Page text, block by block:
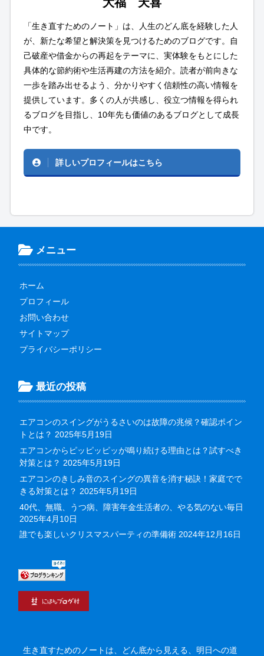
大福 天喜
「生き直すためのノート」は、人生のどん底を経験した人
が、新たな希望と解決策を見つけるためのブログです。自
己破産や借金からの再起をテーマに、実体験をもとにした
具体的な節約術や生活再建の方法を紹介。読者が前向きな
一歩を踏み出せるよう、分かりやすく信頼性の高い情報を
提供しています。多くの人が共感し、役立つ情報を得られ
るブログを目指し、10年先も価値のあるブログとして成長
中です。
詳しいプロフィールはこちら
メニュー
ホーム
プロフィール
お問い合わせ
サイトマップ
プライバシーポリシー
最近の投稿
エアコンのスイングがうるさいのは故障の兆候？確認ポイン
トとは？ 2025年5月19日
エアコンからピッピッピッが鳴り続ける理由とは？試すべき
対策とは？ 2025年5月19日
エアコンのきしみ音のスイングの異音を消す秘訣！家庭でで
きる対策とは？ 2025年5月19日
40代、無職、うつ病、障害年金生活者の、やる気のない毎日
2025年4月10日
誰でも楽しいクリスマスパーティの準備術 2024年12月16日
生き直すためのノートは、どん底から見える、明日への道